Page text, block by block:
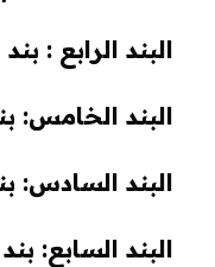
البند الرابع : بند
البند الخامس:
البند السادس:
البند السابع: